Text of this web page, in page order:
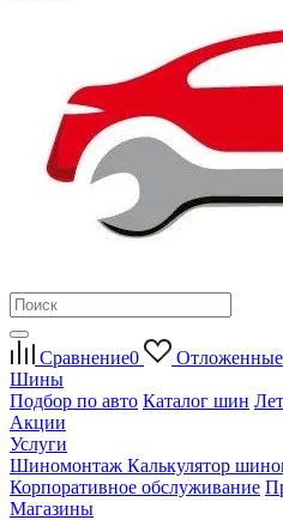
Сравнение0 Отложенные
Шины
Подбор по авто Каталог шин
Акции
Услуги
Шиномонтаж Калькулятор
Корпоративное обслуживание
Магазины